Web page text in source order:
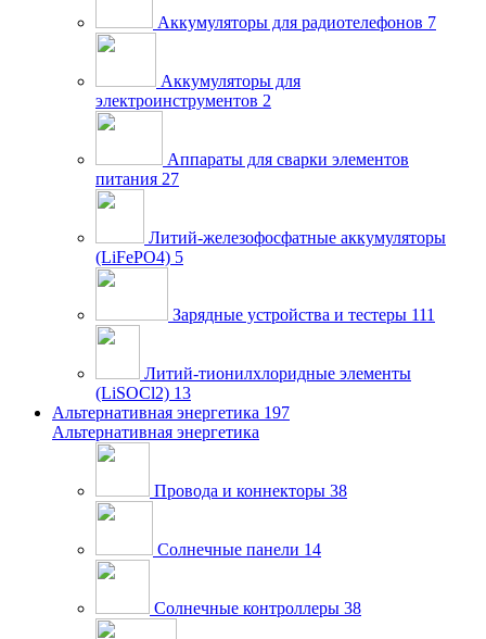
Аккумуляторы для радиотелефонов 7
Аккумуляторы для
электроинструментов 2
Аппараты для сварки элементов
питания 27
Литий-железофосфатные аккумуляторы
(LiFePO4) 5
Зарядные устройства и тестеры 111
Литий-тионилхлоридные элементы
(LiSOCl2) 13
Альтернативная энергетика 197
Альтернативная энергетика
Провода и коннекторы 38
Солнечные панели 14
Солнечные контроллеры 38